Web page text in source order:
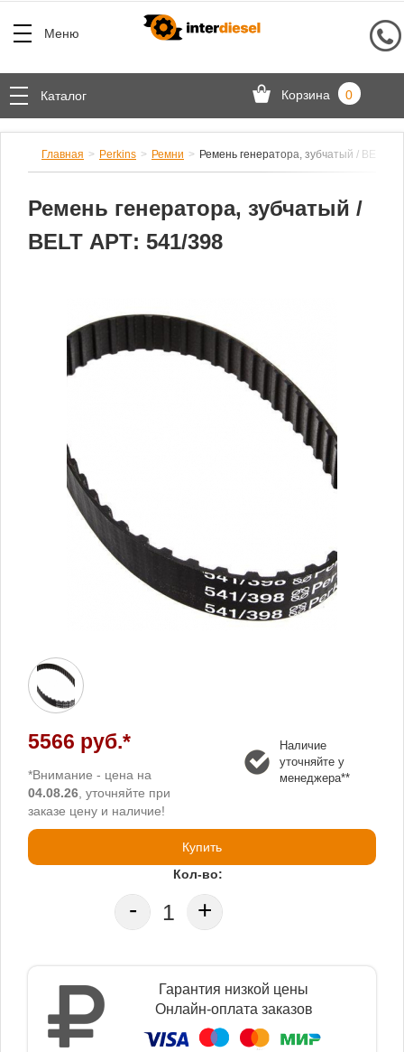
Меню
Каталог Корзина 0
Главная Perkins Ремни Ремень генератора, зубчатый / BELT
Ремень генератора, зубчатый /
BELT АРТ: 541/398
5566 руб.*
*Внимание - цена на
04.08.26 , уточняйте при
заказе цену и наличие!
Наличие
уточняйте у
менеджера**
Купить
Кол-во:
- +
Гарантия низкой цены
Онлайн-оплата заказов